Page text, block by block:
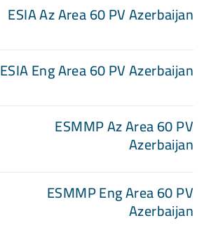
ESIA Az Area 60 PV Azerbaijan
ESIA Eng Area 60 PV Azerbaijan
ESMMP Az Area 60 PV
Azerbaijan
ESMMP Eng Area 60 PV
Azerbaijan